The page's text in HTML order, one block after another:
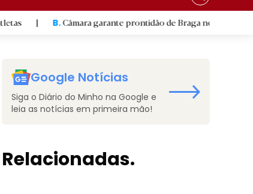
B.Câmara garante prontidão de Braga no resgate animal
Google Notícias
Siga o Diário do Minho na Google e
leia as notícias em primeira mão!
Relacionadas.